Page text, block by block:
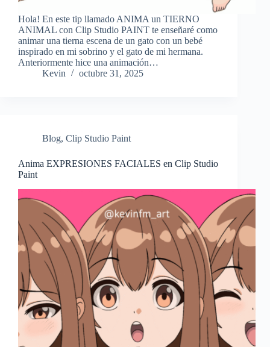
Hola! En este tip llamado ANIMA un TIERNO
ANIMAL con Clip Studio PAINT te enseñaré como
animar una tierna escena de un gato con un bebé
inspirado en mi sobrino y el gato de mi hermana.
Anteriormente hice una animación…
Kevin
octubre 31, 2025
Blog, Clip Studio Paint
Anima EXPRESIONES FACIALES en Clip Studio
Paint